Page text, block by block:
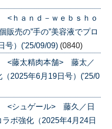
<ｈａｎｄ－ｗｅｂｓｈｏ
売の”手の”美容液でプロ
号）('25/09/09) (0840)
<藤太精肉本舗> 藤太／
2025年6月19日号）('25/0
<シュゲール> 藤久／日
ボ強化（2025年4月24日